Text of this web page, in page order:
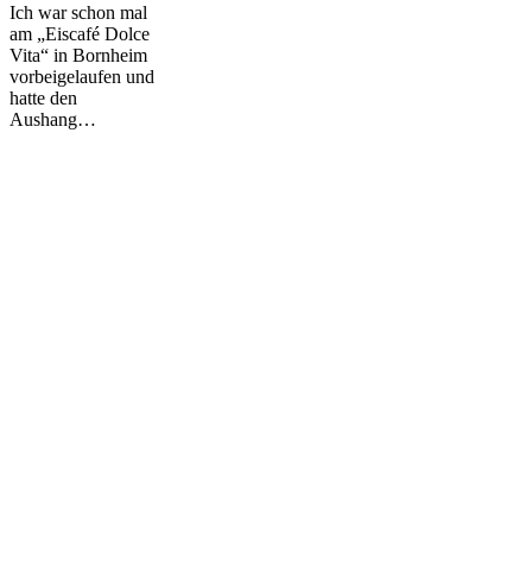
Ich war schon mal
am „Eiscafé Dolce
Vita“ in Bornheim
vorbeigelaufen und
hatte den
Aushang…